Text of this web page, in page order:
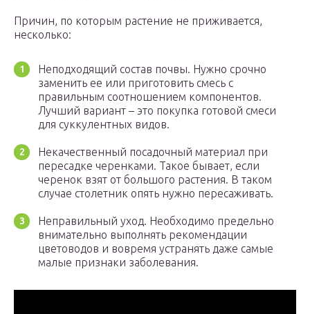
Причин, по которым растение не приживается,
несколько:
Неподходящий состав почвы. Нужно срочно
заменить ее или приготовить смесь с
правильным соотношением компонентов.
Лучший вариант – это покупка готовой смеси
для суккулентных видов.
Некачественный посадочный материал при
пересадке черенками. Такое бывает, если
черенок взят от большого растения. В таком
случае столетник опять нужно пересаживать.
Неправильный уход. Необходимо предельно
внимательно выполнять рекомендации
цветоводов и вовремя устранять даже самые
малые признаки заболевания.